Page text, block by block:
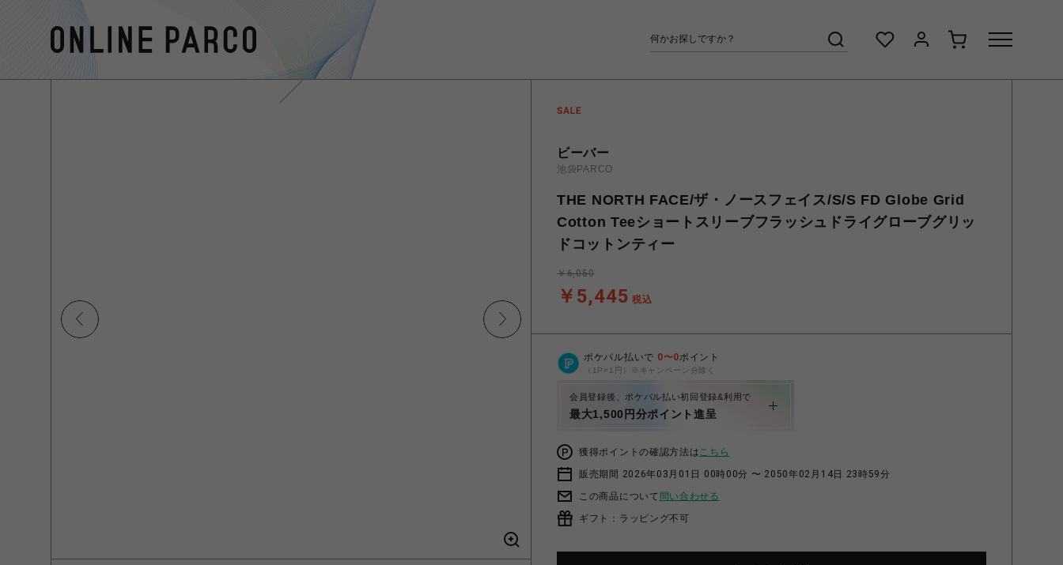
ビーバー
池袋PARCO
THE NORTH FACE/ザ・ノースフェイス/S/S FD Globe Grid
Cotton Teeショートスリーブフラッシュドライグローブグリッ
ドコットンティー
￥5,445 税込
￥6,050
ポケパル払いで 0〜0ポイント
（1P=1円）※キャンペーン分除く
会員登録後、ポケパル払い初回登録&利用で
最大1,500円分ポイント進呈
獲得ポイントの確認方法はこちら
販売期間 2026年03月01日 00時00分 〜 2050年02月14日 23時59分
この商品について 問い合わせる
ギフト：ラッピング不可